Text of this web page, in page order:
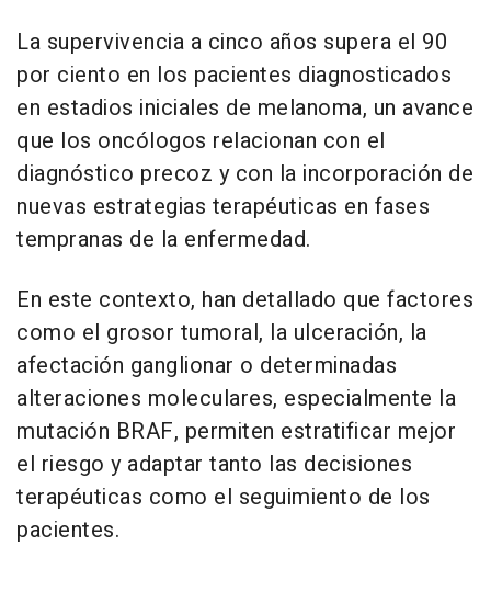
La supervivencia a cinco años supera el 90
por ciento en los pacientes diagnosticados
en estadios iniciales de melanoma, un avance
que los oncólogos relacionan con el
diagnóstico precoz y con la incorporación de
nuevas estrategias terapéuticas en fases
tempranas de la enfermedad.
En este contexto, han detallado que factores
como el grosor tumoral, la ulceración, la
afectación ganglionar o determinadas
alteraciones moleculares, especialmente la
mutación BRAF, permiten estratificar mejor
el riesgo y adaptar tanto las decisiones
terapéuticas como el seguimiento de los
pacientes.